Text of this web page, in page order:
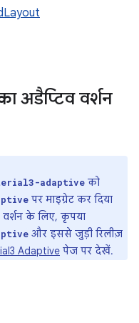
अडैप्टिव वर्शन
adaptive को
पर माइग्रेट कर दिया
के लिए, कृपया
और इससे जुड़ी रिलीज़
Adaptive पेज पर देखें.